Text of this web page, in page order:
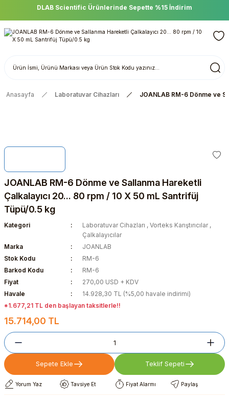
DLAB Scientific Ürünlerinde Sepette %15 İndirim
Anasayfa Laboratuvar Cihazları JOANLAB RM-6 Dönme ve
JOANLAB RM-6 Dönme ve Sallanma Hareketli
Çalkalayıcı 20... 80 rpm / 10 X 50 mL Santrifüj
Tüpü/0.5 kg
Kategori Laboratuvar Cihazları , Vorteks Karıştırıcılar ,
Çalkalayıcılar
Marka
JOANLAB
Stok Kodu
RM-6
Barkod Kodu
RM-6
Fiyat
270,00 USD + KDV
Havale
14.928,30 TL (%5,00 havale indirimi)
*1.677,21 TL den başlayan taksitlerle!!
15.714,00 TL
Sepete Ekle Teklif Sepeti
Yorum Yaz Tavsiye Et Fiyat Alarmı Paylaş